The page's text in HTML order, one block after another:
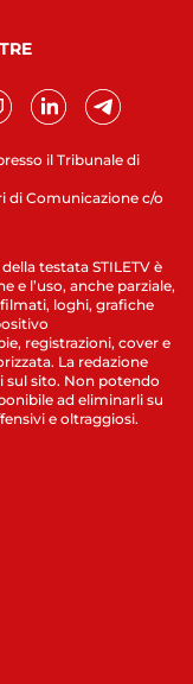
il Tribunale di
di Comunicazione c/o
testata STILETV è
e l’uso, anche parziale,
loghi, grafiche
registrazioni, cover e
La redazione
sul sito. Non potendo
ad eliminarli su
e oltraggiosi.